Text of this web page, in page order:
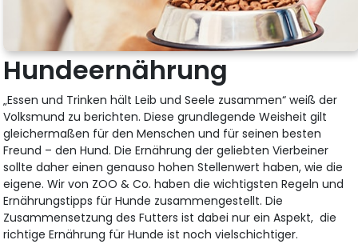
Hundeernährung
„Essen und Trinken hält Leib und Seele zusammen“ weiß der
Volksmund zu berichten. Diese grundlegende Weisheit gilt
gleichermaßen für den Menschen und für seinen besten
Freund – den Hund. Die Ernährung der geliebten Vierbeiner
sollte daher einen genauso hohen Stellenwert haben, wie die
eigene. Wir von ZOO & Co. haben die wichtigsten Regeln und
Ernährungstipps für Hunde zusammengestellt. Die
Zusammensetzung des Futters ist dabei nur ein Aspekt, die
richtige Ernährung für Hunde ist noch vielschichtiger.